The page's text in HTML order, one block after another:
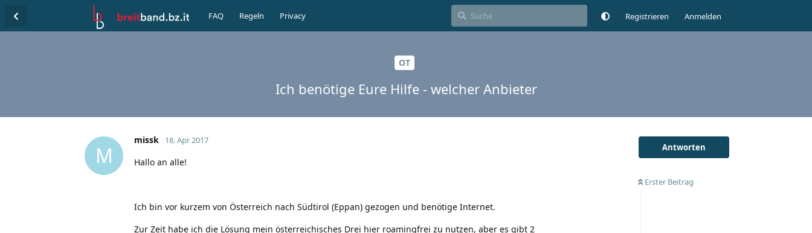
FAQ Regeln Privacy Registrieren Anmelden
OT
Ich benötige Eure Hilfe - welcher Anbieter
Antworten
Erster Beitrag
M
missk 18. Apr 2017
Hallo an alle!
Ich bin vor kurzem von Österreich nach Südtirol (Eppan) gezogen und benötige Internet.
Zur Zeit habe ich die Lösung mein österreichisches Drei hier roamingfrei zu nutzen, aber es gibt 2